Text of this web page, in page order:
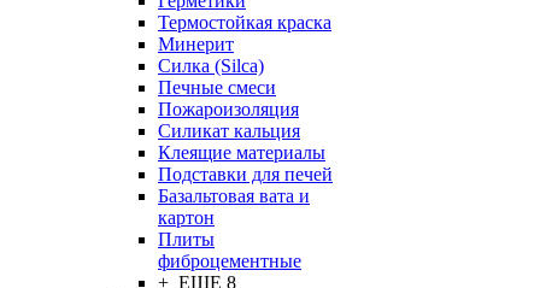
Термостойкая краска
Минерит
Силка (Silca)
Печные смеси
Пожароизоляция
Силикат кальция
Клеящие материалы
Подставки для печей
Базальтовая вата и
картон
Плиты
фиброцементные
+ ЕЩЕ 8